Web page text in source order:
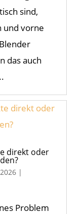
sind,
und vorne
das auch
direkt oder
|
Problem